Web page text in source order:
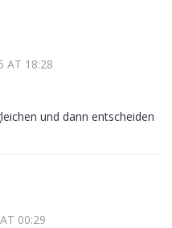
AT 18:28
und dann entscheiden
00:29